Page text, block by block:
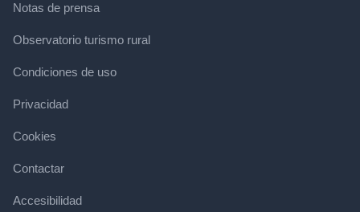
Notas de prensa
Observatorio turismo rural
Condiciones de uso
Privacidad
Cookies
Contactar
Accesibilidad